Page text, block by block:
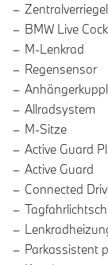
BMW Live
M-Lenkrad
Regensensor
Allradsystem
M-Sitze
Active Guard
Active Guard
Connected
Parkassistent